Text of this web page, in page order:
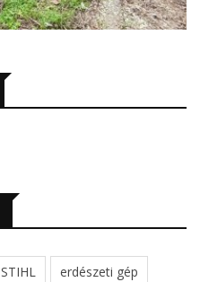
STIHL erdészeti gép